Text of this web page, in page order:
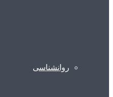
روانشناسی